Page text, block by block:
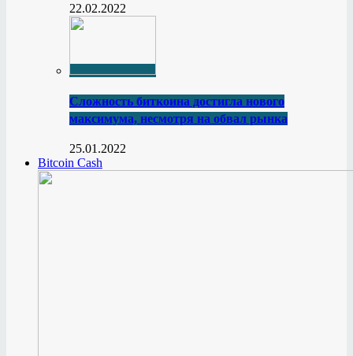
22.02.2022
Сложность биткоина достигла нового
максимума, несмотря на обвал рынка
25.01.2022
Bitcoin Cash